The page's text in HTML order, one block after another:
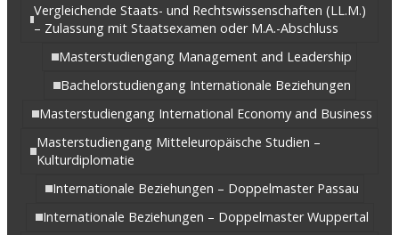
Vergleichende Staats- und Rechtswissenschaften (LL.M.)
– Zulassung mit Staatsexamen oder M.A.-Abschluss
Masterstudiengang Management and Leadership
Bachelorstudiengang Internationale Beziehungen
Masterstudiengang International Economy and Business
Masterstudiengang Mitteleuropäische Studien –
Kulturdiplomatie
Internationale Beziehungen – Doppelmaster Passau
Internationale Beziehungen – Doppelmaster Wuppertal